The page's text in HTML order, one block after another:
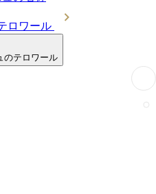
ロワール
のテロワール